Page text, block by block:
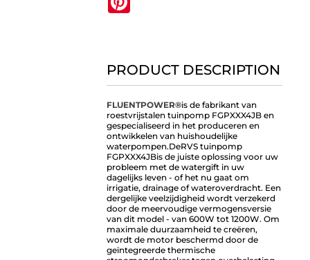
PRODUCT DESCRIPTION
FLUENTPOWER®is de fabrikant van
roestvrijstalen tuinpomp FGPXXX4JB en
gespecialiseerd in het produceren en
ontwikkelen van huishoudelijke
waterpompen.DeRVS tuinpomp
FGPXXX4JBis de juiste oplossing voor uw
probleem met de watergift in uw
dagelijks leven - of het nu gaat om
irrigatie, drainage of wateroverdracht. Een
dergelijke veelzijdigheid wordt verzekerd
door de meervoudige vermogensversie
van dit model - van 600W tot 1200W. Om
maximale duurzaamheid te creëren,
wordt de motor beschermd door de
geïntegreerde thermische